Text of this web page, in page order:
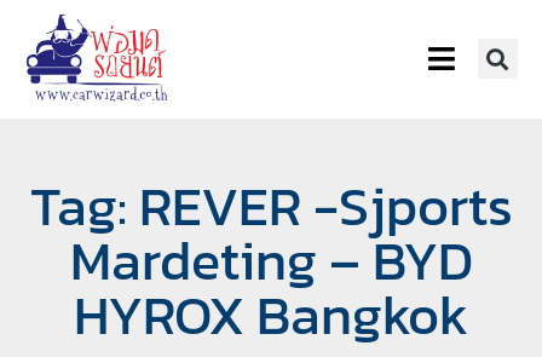
Tag: REVER -Sjports
Mardeting – BYD
HYROX Bangkok